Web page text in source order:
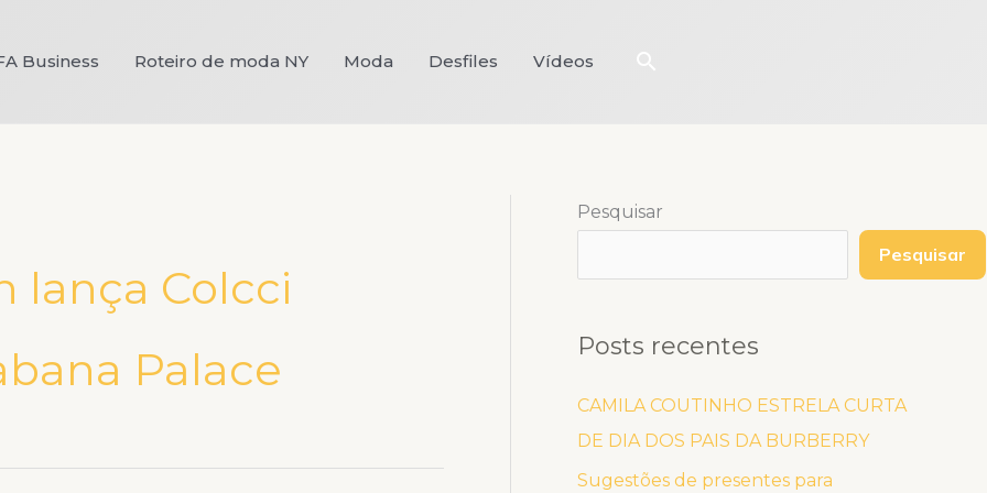
Business Roteiro de moda NY Moda Desfiles Vídeos Pesquisar
lança Colcci
Palace
Pesquisar
Pesquisar
Posts recentes
CAMILA COUTINHO ESTRELA CURTA
DE DIA DOS PAIS DA BURBERRY
Sugestões de presentes para